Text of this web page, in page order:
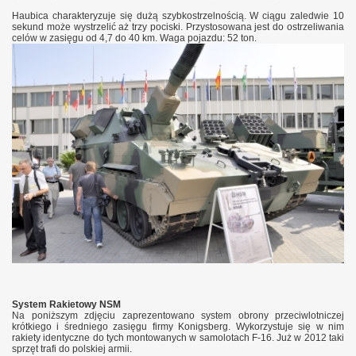
Haubica charakteryzuje się dużą szybkostrzelnością. W ciągu zaledwie 10
sekund może wystrzelić aż trzy pociski. Przystosowana jest do ostrzeliwania
celów w zasięgu od 4,7 do 40 km. Waga pojazdu: 52 ton.
System Rakietowy NSM
Na poniższym zdjęciu zaprezentowano system obrony przeciwlotniczej
krótkiego i średniego zasięgu firmy Konigsberg. Wykorzystuje się w nim
rakiety identyczne do tych montowanych w samolotach F-16. Już w 2012 taki
sprzęt trafi do polskiej armii.